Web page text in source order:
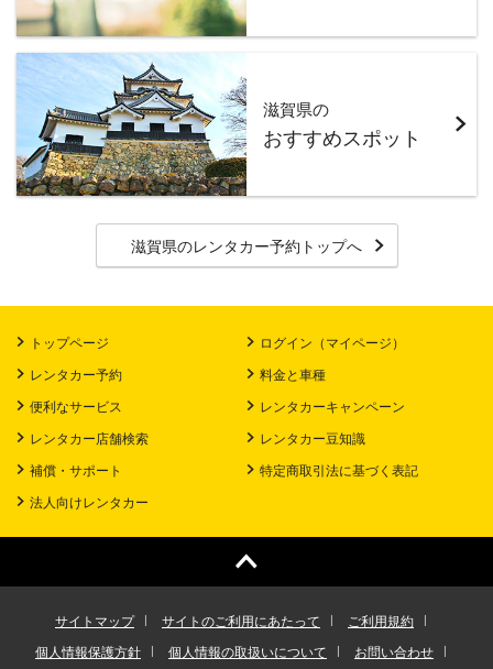
滋賀県の
おすすめスポット
滋賀県のレンタカー予約トップへ
トップページ
ログイン（マイページ）
レンタカー予約
料金と車種
便利なサービス
レンタカーキャンペーン
レンタカー店舗検索
レンタカー豆知識
補償・サポート
特定商取引法に基づく表記
法人向けレンタカー
サイトマップ サイトのご利用にあたって
ご利用規約
個人情報保護方針
個人情報の取扱いについて お問い合わせ